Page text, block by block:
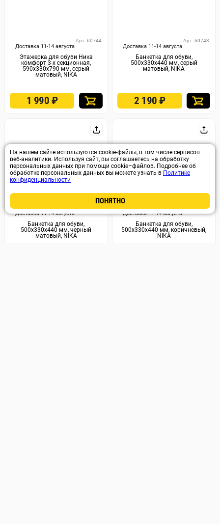
Доставка 11-14 августа
Арт. 60744
Этажерка для обуви Ника
комфорт 3-х секционная,
590х330х790 мм, серый
матовый, NIKA
1 990 ₽
Доставка 11-14 августа
Арт. 60743
Банкетка для обуви,
500х330х440 мм, серый
матовый, NIKA
2 190₽
Доставка 11-14 августа
Арт. 60742
Банкетка для обуви,
500х330х440 мм, черный
матовый, NIKA
Доставка 11-14 августа
Арт. 60741
Банкетка для обуви,
500х330х440 мм, коричневый,
NIKA
На нашем сайте используются cookie-файлы, в том числе сервисов
веб-аналитики. Используя сайт, вы соглашаетесь на обработку
персональных данных при помощи cookie–файлов. Подробнее об
обработке персональных данных вы можете узнать в Политике
конфиденциальности
ПОНЯТНО